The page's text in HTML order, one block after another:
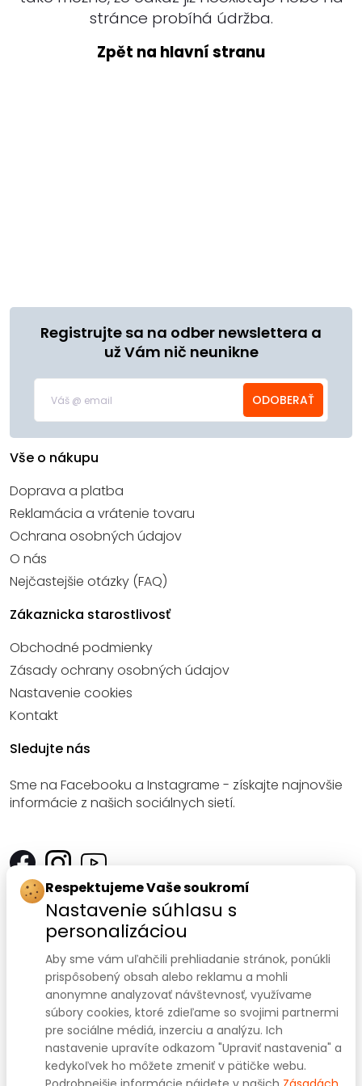
stránce probíhá údržba.
Zpět na hlavní stranu
Registrujte sa na odber newslettera a
už Vám nič neunikne
ODOBERAŤ
Vše o nákupu
Doprava a platba
Reklamácia a vrátenie tovaru
Ochrana osobných údajov
O nás
Nejčastejšie otázky (FAQ)
Zákaznicka starostlivosť
Obchodné podmienky
Zásady ochrany osobných údajov
Nastavenie cookies
Kontakt
Sledujte nás
Sme na Facebooku a Instagrame - získajte najnovšie
informácie z našich sociálnych sietí.
Kontakt
SANOMED, spol. s r.o.
Palackého třída 240/75
612 00 Brno-Královo Pole
IČ: 47910127
DIČ: CZ47910127
Prodejna:+420 541 422 911,+420 541 422 912
Respektujeme Vaše soukromí
Nastavenie súhlasu s
personalizáciou
Aby sme vám uľahčili prehliadanie stránok, ponúkli
prispôsobený obsah alebo reklamu a mohli
anonymne analyzovať návštevnosť, využívame
súbory cookies, ktoré zdieľame so svojimi partnermi
pre sociálne médiá, inzerciu a analýzu. Ich
nastavenie upravíte odkazom "Upraviť nastavenia" a
kedykoľvek ho môžete zmeniť v pätičke webu.